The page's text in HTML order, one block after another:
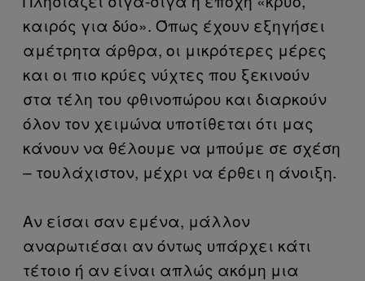
καιρός για δύο». Όπως έχουν εξηγήσει
αμέτρητα άρθρα, οι μικρότερες μέρες
και οι πιο κρύες νύχτες που ξεκινούν
στα τέλη του φθινοπώρου και διαρκούν
όλον τον χειμώνα υποτίθεται ότι μας
κάνουν να θέλουμε να μπούμε σε σχέση
– τουλάχιστον, μέχρι να έρθει η άνοιξη.
Αν είσαι σαν εμένα, μάλλον
αναρωτιέσαι αν όντως υπάρχει κάτι
τέτοιο ή αν είναι απλώς ακόμη μια